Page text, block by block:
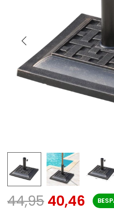
44,95 40,46